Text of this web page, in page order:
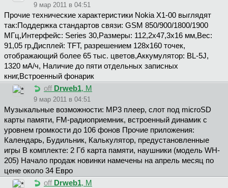
9 мар 2011 в 04:51
Прочие технические характеристики Nokia X1-00 выглядят
так:Поддержка стандартов связи: GSM 850/900/1800/1900
МГц,Интерфейс: Series 30,Размеры: 112,2х47,3х16 мм,Вес:
91,05 гр,Дисплей: TFT, разрешением 128х160 точек,
отображающий более 65 тыс. цветов,Аккумулятор: BL-5J,
1320 мА/ч, Наличие до пяти отдельных записных
книг,Встроенный фонарик
off Drweb1, М
9 мар 2011 в 04:51
Музыкальные возможности: MP3 плеер, слот под microSD
карты памяти, FM-радиоприемник, встроенный динамик с
уровнем громкости до 106 фонов Прочие приложения:
Календарь, Будильник, Калькулятор, предустановленные
игры В комплекте: 2 Гб карта памяти, наушники (модель WH-
205) Начало продаж новинки намечены на апрель месяц по
цене около 34 Евро
off Drweb1, М